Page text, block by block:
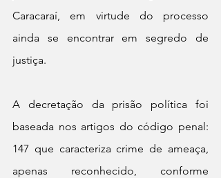
Caracaraí, em virtude do processo
ainda se encontrar em segredo de
justiça.
A decretação da prisão política foi
baseada nos artigos do código penal:
147 que caracteriza crime de ameaça,
apenas reconhecido, conforme